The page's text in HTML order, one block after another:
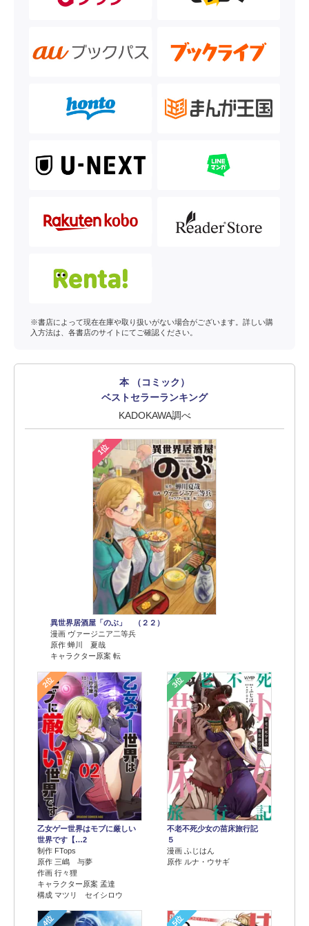
※書店によって現在在庫や取り扱いがない場合がございます。詳しい購
入方法は、各書店のサイトにてご確認ください。
本 （コミック）
ベストセラーランキング
KADOKAWA調べ
1位
異世界居酒屋「のぶ」 （２２）
漫画 ヴァージニア二等兵
原作 蝉川 夏哉
キャラクター原案 転
2位
乙女ゲー世界はモブに厳しい
世界です【…2
制作 FTops
原作 三嶋 与夢
作画 行々狸
キャラクター原案 孟達
構成 マツリ セイシロウ
3位
不老不死少女の苗床旅行記
５
漫画 ふじはん
原作 ルナ・ウサギ
4位 5位